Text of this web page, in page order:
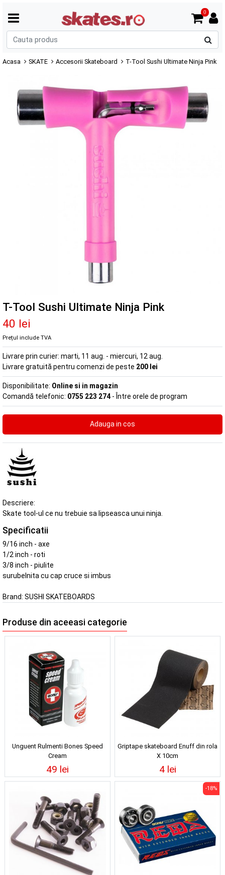
0
Acasa SKATE Accesorii Skateboard T-Tool Sushi Ultimate Ninja Pink
T-Tool Sushi Ultimate Ninja Pink
40 lei
Prețul include TVA
Livrare prin curier: marti, 11 aug. - miercuri, 12 aug.
Livrare gratuită pentru comenzi de peste 200 lei
Disponibilitate: Online si in magazin
Comandă telefonic: 0755 223 274 - Între orele de program
Descriere:
Skate tool-ul ce nu trebuie sa lipseasca unui ninja.
Specificatii
9/16 inch - axe
1/2 inch - roti
3/8 inch - piulite
surubelnita cu cap cruce si imbus
Brand: SUSHI SKATEBOARDS
Produse din aceeasi categorie
Unguent Rulmenti Bones Speed
Cream
49 lei
Griptape skateboard Enuff din rola
X 10cm
4 lei
-18%